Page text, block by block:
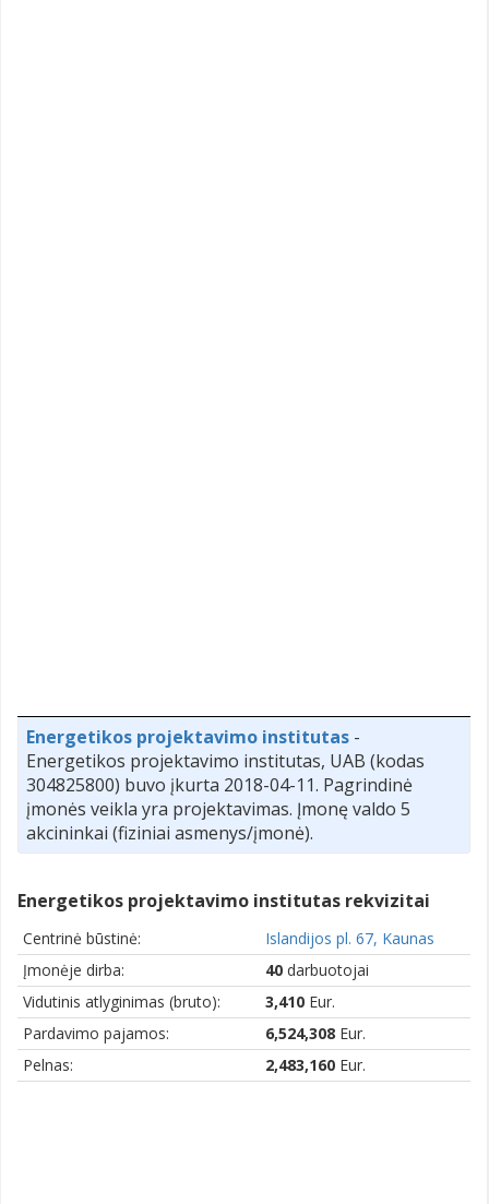
Energetikos projektavimo institutas -
Energetikos projektavimo institutas, UAB (kodas
304825800) buvo įkurta 2018-04-11. Pagrindinė
įmonės veikla yra projektavimas. Įmonę valdo 5
akcininkai (fiziniai asmenys/įmonė).
Energetikos projektavimo institutas rekvizitai
Centrinė būstinė:
Islandijos pl. 67, Kaunas
Įmonėje dirba:
40 darbuotojai
Vidutinis atlyginimas (bruto):
3,410 Eur.
Pardavimo pajamos:
6,524,308 Eur.
Pelnas:
2,483,160 Eur.